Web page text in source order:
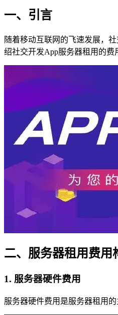
一、引言
随着移动互联网的飞速发展，
绍社交开发App服务器租用的费
二、服务器租用费用
1. 服务器硬件费用
服务器硬件费用是服务器租用